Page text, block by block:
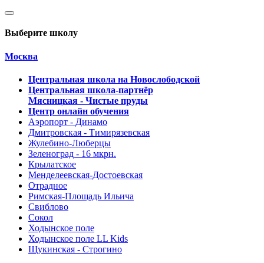
Выберите школу
Москва
Центральная школа на Новослободской
Центральная школа-партнёр
Мясницкая - Чистые пруды
Центр онлайн обучения
Аэропорт - Динамо
Дмитровская - Тимирязевская
Жулебино-Люберцы
Зеленоград - 16 мкрн.
Крылатское
Менделеевская-Достоевская
Отрадное
Римская-Площадь Ильича
Свиблово
Сокол
Ходынское поле
Ходынское поле LL Kids
Щукинская - Строгино